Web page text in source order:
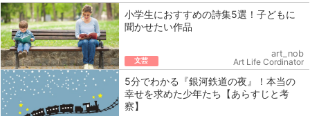
小学生におすすめの詩集5選！子どもに
聞かせたい作品
文芸
art_nob
Art Life Cordinator
5分でわかる『銀河鉄道の夜』！本当の
幸せを求めた少年たち【あらすじと考
察】